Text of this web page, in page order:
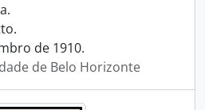
de 1910.
de Belo Horizonte